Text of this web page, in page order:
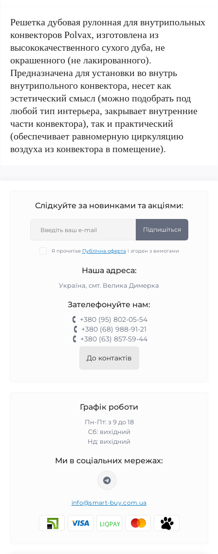
Решетка дубовая рулонная для внутрипольных
конвекторов Polvax, изготовлена из
высококачественного сухого дуба, не
окрашенного (не лакированного).
Предназначена для установки во внутрь
внутрипольного конвектора, несет как
эстетический смысл (можно подобрать под
любой тип интерьера, закрывает внутренние
части конвектора), так и практический
(обеспечивает равномерную циркуляцию
воздуха из конвектора в помещение).
Слідкуйте за новинками та акціями:
Підпишіться
Я прочитав Публічна оферта і згоден з вимогами
Наша адреса:
Україна, смт. Велика Димерка
Зателефонуйте нам:
+380 (95) 802-05-54
+380 (68) 988-91-21
+380 (63) 857-59-44
До контактів
Графік роботи
Пн-Пт: з 9 до 18
Сб: вихідний
Нд: вихідний
Ми в соціальних мережах:
info@smart-buy.com.ua